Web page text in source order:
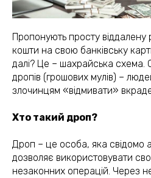
Пропонують просту
кошти на свою банківську
далі? Це – шахрайська схема.
дропів (грошових мулів) –
злочинцям «відмивати»
Хто такий дроп?
Дроп – це особа, яка свідомо
дозволяє використовувати
незаконних операцій. Через